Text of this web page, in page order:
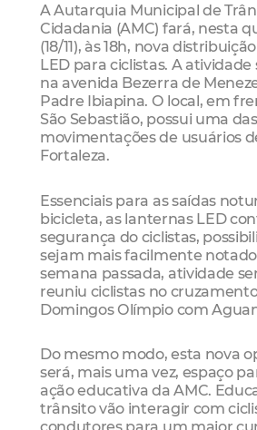
A Autarquia Municipal de
Cidadania (AMC) fará, nesta
(18/11), às 18h, nova
LED para ciclistas. A atividade
na avenida Bezerra de
Padre Ibiapina. O local, em
São Sebastião, possui uma
movimentações de usuários
Fortaleza.
Essenciais para as saídas
bicicleta, as lanternas LED
segurança do ciclistas,
sejam mais facilmente
semana passada, atividade
reuniu ciclistas no
Domingos Olímpio com
Do mesmo modo, esta nova
será, mais uma vez, espaço
ação educativa da AMC.
trânsito vão interagir com
condutores para um maior